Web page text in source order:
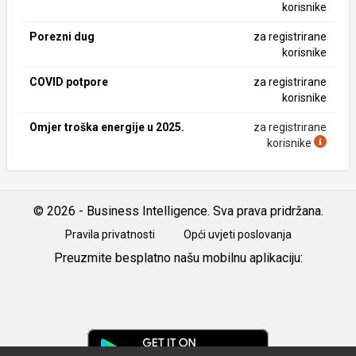
korisnike
Porezni dug
za registrirane
korisnike
COVID potpore
za registrirane
korisnike
Omjer troška energije u 2025.
za registrirane
korisnike
© 2026 - Business Intelligence. Sva prava pridržana.
Pravila privatnosti Opći uvjeti poslovanja
Preuzmite besplatno našu mobilnu aplikaciju: